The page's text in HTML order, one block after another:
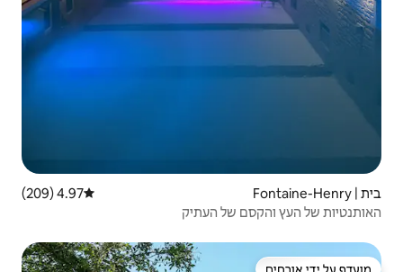
דירוג ממוצע של 4.97 מתוך 5, 209 ביקורות
4.97 (209)
העתיק